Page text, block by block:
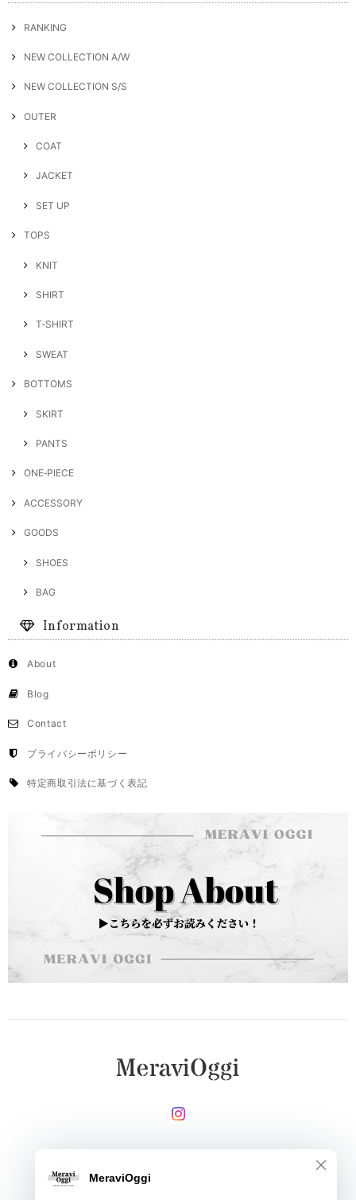
RANKING
NEW COLLECTION A/W
NEW COLLECTION S/S
OUTER
COAT
JACKET
SET UP
TOPS
KNIT
SHIRT
T‐SHIRT
SWEAT
BOTTOMS
SKIRT
PANTS
ONE‐PIECE
ACCESSORY
GOODS
SHOES
BAG
Information
About
Blog
Contact
プライバシーポリシー
特定商取引法に基づく表記